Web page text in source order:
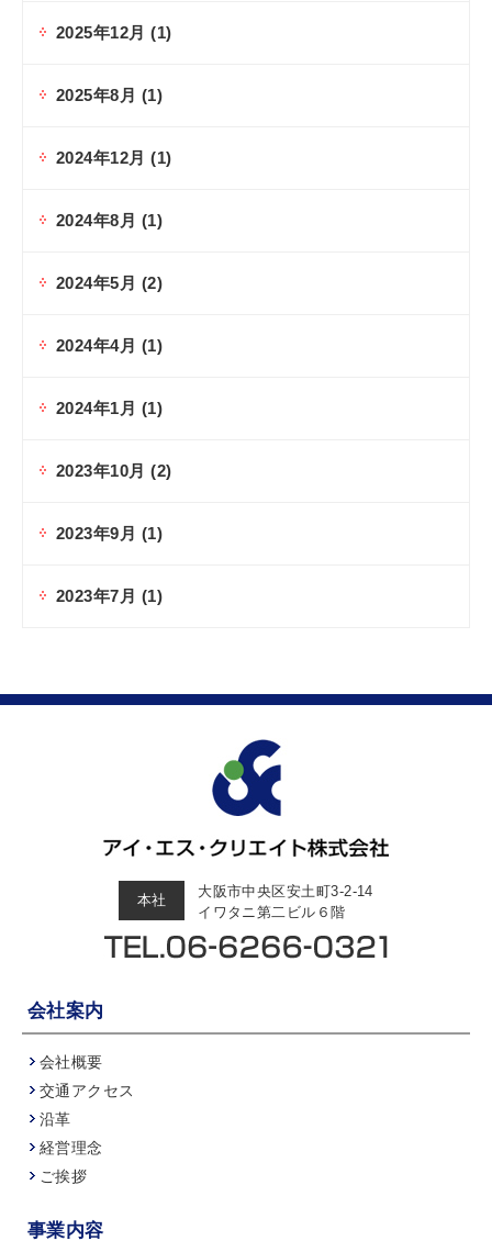
2025年12月(1)
2025年8月 (1)
2024年12月(1)
2024年8月 (1)
2024年5月 (2)
2024年4月 (1)
2024年1月 (1)
2023年10月(2)
2023年9月 (1)
2023年7月 (1)
本社
大阪市中央区安土町3-2-14
イワタニ第二ビル６階
会社案内
会社概要
交通アクセス
沿革
経営理念
ご挨拶
事業内容